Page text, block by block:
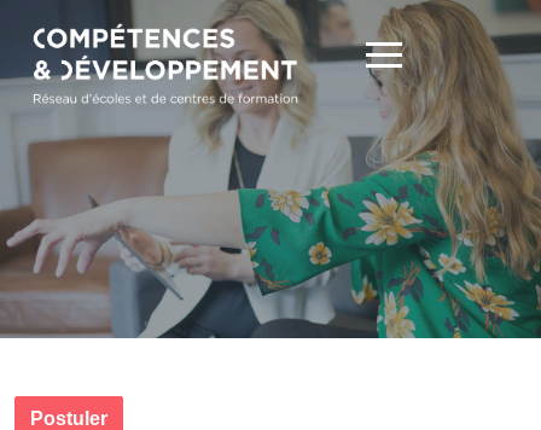
Postuler